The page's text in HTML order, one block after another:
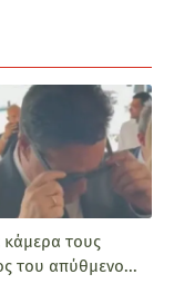
τους
του απύθμενο...